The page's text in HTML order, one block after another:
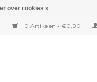
0 Artikelen - €0,00
over cookies »